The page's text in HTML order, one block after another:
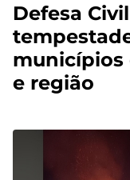
Defesa
municípios
e região